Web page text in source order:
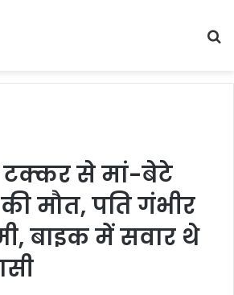
टक्कर से मां-बेटे
मौत, पति गंभीर
बाइक में सवार थे